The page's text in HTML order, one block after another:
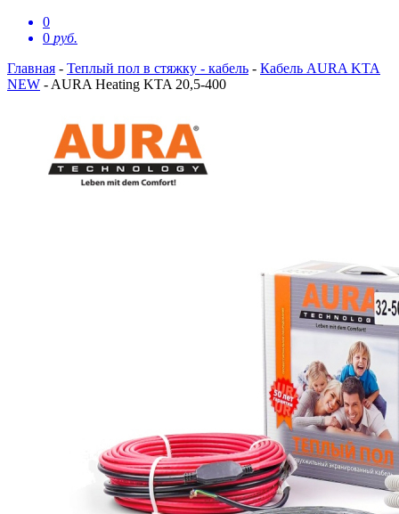
0
0 руб.
Главная - Теплый пол в стяжку - кабель - Кабель AURA KTA
NEW - AURA Heating KTA 20,5-400